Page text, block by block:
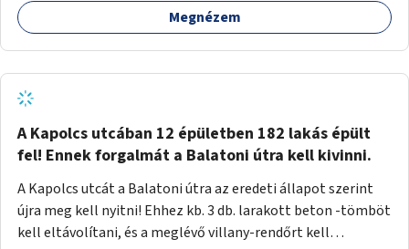
szakaszon könnyű lenne elesni a peremben). Még jobb
zötyögőssége elriassza a bringásokat a járdán
szálguldástól.
Megnézem
A Kapolcs utcában 12 épületben 182 lakás épült
fel! Ennek forgalmát a Balatoni útra kell kivinni.
A Kapolcs utcát a Balatoni útra az eredeti állapot szerint
újra meg kell nyitni! Ehhez kb. 3 db. larakott beton -tömböt
kell eltávolítani, és a meglévő villany-rendőrt kell